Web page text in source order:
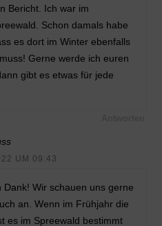
Bericht. Ich war im
Schon damals habe
es dort im Winter ebenfalls
Gerne werde ich euren
gibt es etwas für jede
UM 09:43
Dank! Wir schauen uns gerne
an. Wenn im Frühjahr die
es im Spreewald bestimmt